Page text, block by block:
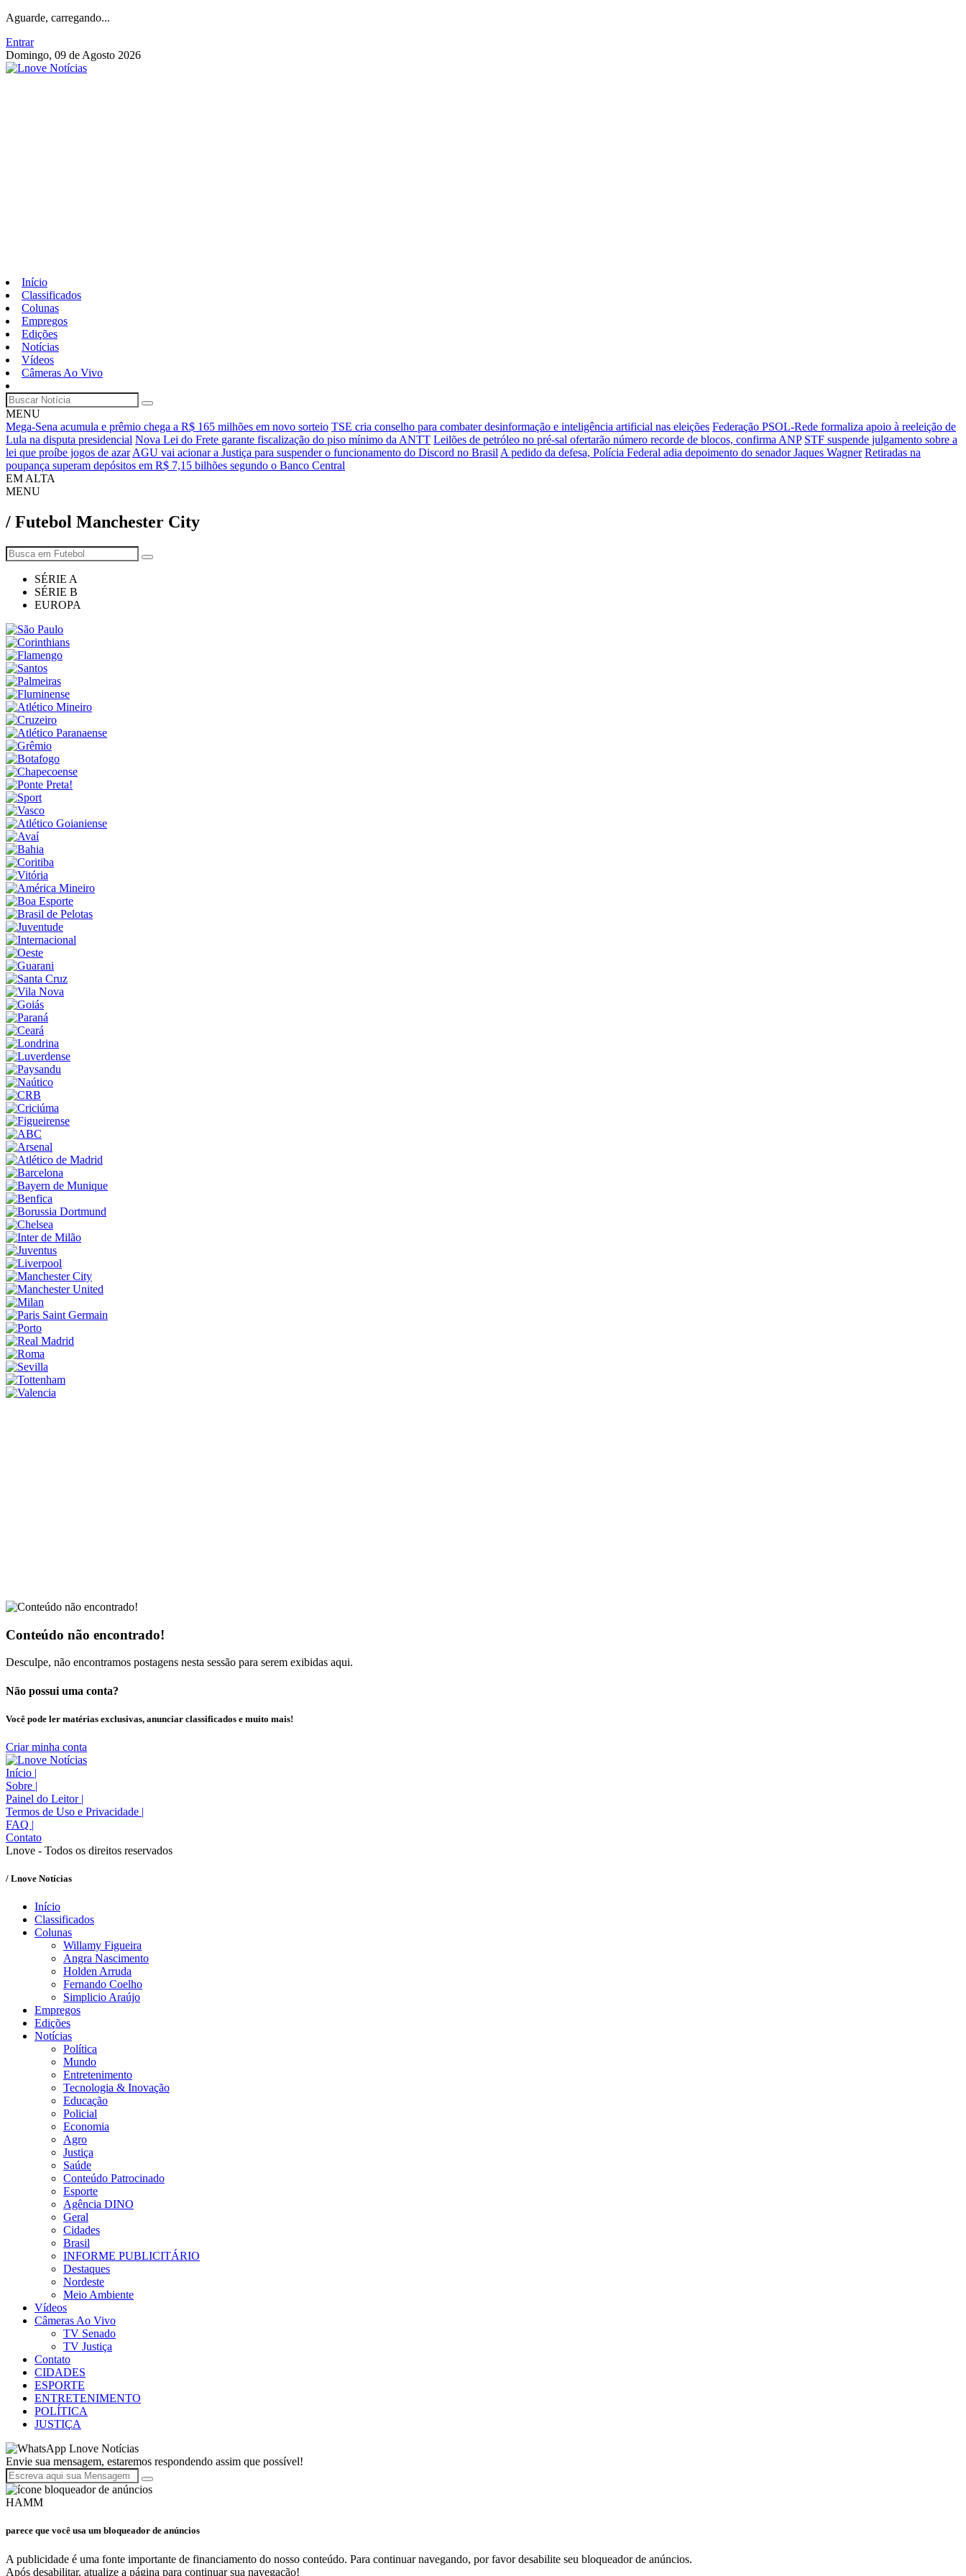
Aguarde, carregando...
Entrar
Domingo, 09 de Agosto 2026
Início
Classificados
Colunas
Empregos
Edições
Notícias
Vídeos
Câmeras Ao Vivo
MENU
Mega-Sena acumula e prêmio chega a R$ 165 milhões em novo sorteio TSE cria conselho para combater desinformação e inteligência artificial nas eleições Federação PSOL-Rede formaliza apoio à reeleição de
Lula na disputa presidencial Nova Lei do Frete garante fiscalização do piso mínimo da ANTT Leilões de petróleo no pré-sal ofertarão número recorde de blocos, confirma ANP STF suspende julgamento sobre a
lei que proíbe jogos de azar AGU vai acionar a Justiça para suspender o funcionamento do Discord no Brasil A pedido da defesa, Polícia Federal adia depoimento do senador Jaques Wagner Retiradas na
poupança superam depósitos em R$ 7,15 bilhões segundo o Banco Central
EM ALTA
MENU
/ Futebol Manchester City
SÉRIE A
SÉRIE B
EUROPA
Conteúdo não encontrado!
Desculpe, não encontramos postagens nesta sessão para serem exibidas aqui.
Não possui uma conta?
Você pode ler matérias exclusivas, anunciar classificados e muito mais!
Criar minha conta
Início |
Sobre |
Painel do Leitor |
Termos de Uso e Privacidade |
FAQ |
Contato
Lnove - Todos os direitos reservados
/ Lnove Notícias
Início
Classificados
Colunas
Willamy Figueira
Angra Nascimento
Holden Arruda
Fernando Coelho
Simplicio Araújo
Empregos
Edições
Notícias
Política
Mundo
Entretenimento
Tecnologia & Inovação
Educação
Policial
Economia
Agro
Justiça
Saúde
Conteúdo Patrocinado
Esporte
Agência DINO
Geral
Cidades
Brasil
INFORME PUBLICITÁRIO
Destaques
Nordeste
Meio Ambiente
Vídeos
Câmeras Ao Vivo
TV Senado
TV Justiça
Contato
CIDADES
ESPORTE
ENTRETENIMENTO
POLÍTICA
JUSTIÇA
Lnove Notícias
Envie sua mensagem, estaremos respondendo assim que possível!
HAMM
parece que você usa um bloqueador de anúncios
A publicidade é uma fonte importante de financiamento do nosso conteúdo. Para continuar navegando, por favor desabilite seu bloqueador de anúncios.
Após desabilitar, atualize a página para continuar sua navegação!